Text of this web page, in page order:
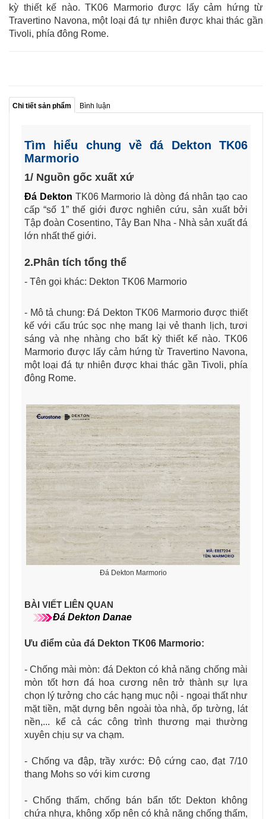
kỳ thiết kế nào. TK06 Marmorio được lấy cảm hứng từ
Travertino Navona, một loại đá tự nhiên được khai thác gần
Tivoli, phía đông Rome.
Chi tiết sản phẩm Bình luận
Tìm hiểu chung về đá Dekton TK06
Marmorio
1/ Nguồn gốc xuất xứ
Đá Dekton TK06 Marmorio là dòng đá nhân tạo cao
cấp “số 1” thế giới được nghiên cứu, sản xuất bởi
Tập đoàn Cosentino, Tây Ban Nha - Nhà sản xuất đá
lớn nhất thế giới.
2.Phân tích tổng thể
- Tên gọi khác: Dekton TK06 Marmorio
- Mô tả chung: Đá Dekton TK06 Marmorio được thiết
kế với cấu trúc sọc nhẹ mang lại vẻ thanh lịch, tươi
sáng và nhẹ nhàng cho bất kỳ thiết kế nào. TK06
Marmorio được lấy cảm hứng từ Travertino Navona,
một loại đá tự nhiên được khai thác gần Tivoli, phía
đông Rome.
Đá Dekton Marmorio
BÀI VIẾT LIÊN QUAN
Đá Dekton Danae
Ưu điểm của đá Dekton TK06 Marmorio:
- Chống mài mòn: đá Dekton có khả năng chống mài
mòn tốt hơn đá hoa cương nên trở thành sự lựa
chọn lý tưởng cho các hạng mục nội - ngoại thất như
mặt tiền, mặt dựng bên ngoài tòa nhà, ốp tường, lát
nền,... kể cả các công trình thương mại thường
xuyên chịu sự va chạm.
- Chống va đập, trầy xước: Độ cứng cao, đạt 7/10
thang Mohs so với kim cương
- Chống thấm, chống bán bẩn tốt: Dekton không
chứa nhựa, không xốp nên có khả năng chống thấm,